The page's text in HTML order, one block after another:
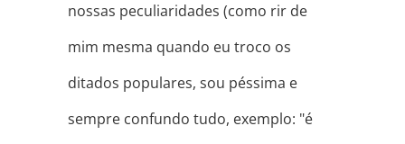
nossas peculiaridades (como rir de
mim mesma quando eu troco os
ditados populares, sou péssima e
sempre confundo tudo, exemplo: "é